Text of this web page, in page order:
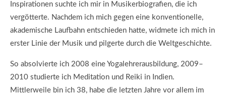
Inspirationen suchte ich mir in Musikerbiografien, die ich
vergötterte. Nachdem ich mich gegen eine konventionelle,
akademische Laufbahn entschieden hatte, widmete ich mich in
erster Linie der Musik und pilgerte durch die Weltgeschichte.
So absolvierte ich 2008 eine Yogalehrerausbildung, 2009–
2010 studierte ich Meditation und Reiki in Indien.
M ittlerweile bin ich 38, habe die letzten Jahre vor allem im